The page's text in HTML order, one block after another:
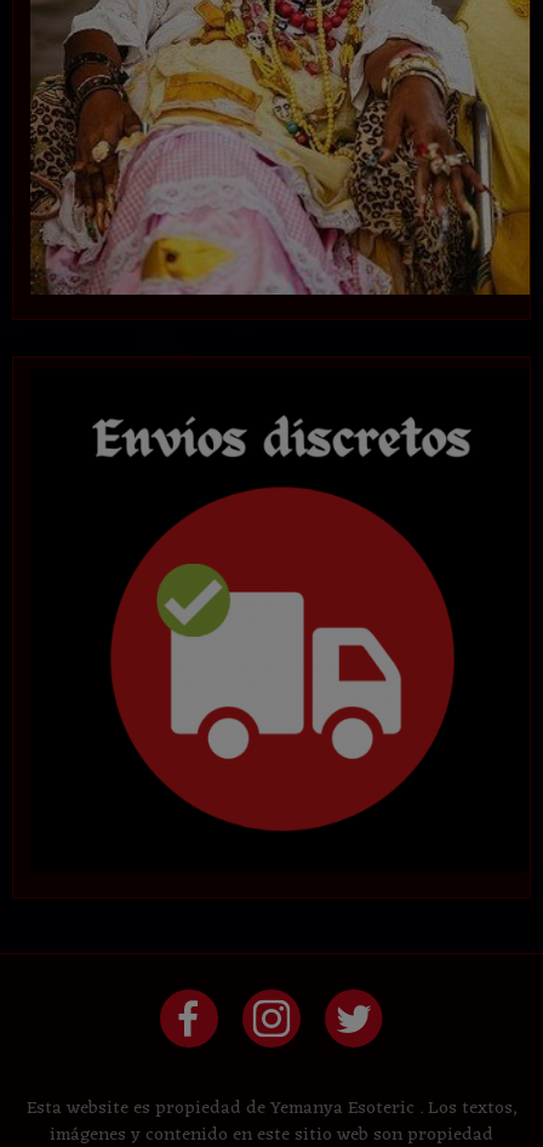
Esta website es propiedad de Yemanya Esoteric . Los textos,
imágenes y contenido en este sitio web son propiedad